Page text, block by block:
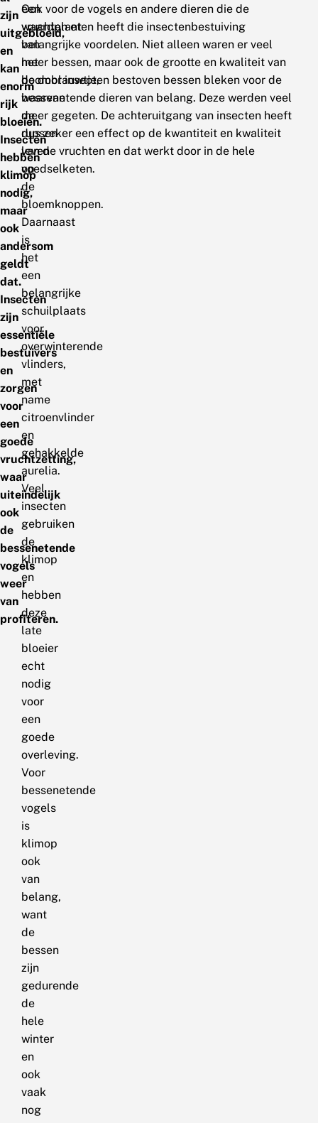
zijn
uitgebloeid,
en
kan
enorm
rijk
bloeien.
Insecten
hebben
klimop
nodig,
maar
ook
andersom
geldt
dat.
Insecten
zijn
essentiële
bestuivers
en
zorgen
voor
een
goede
vruchtzetting,
waar
uiteindelijk
ook
de
bessenetende
vogels
weer
van
profiteren.
een
waardplant
van
het
boomblauwtje,
waarvan
de
rupsen
leven
op
de
bloemknoppen.
Daarnaast
is
het
een
belangrijke
schuilplaats
voor
overwinterende
vlinders,
met
name
citroenvlinder
en
gehakkelde
aurelia.
Veel
insecten
gebruiken
de
klimop
en
hebben
deze
late
bloeier
echt
nodig
voor
een
goede
overleving.
Voor
bessenetende
vogels
is
klimop
ook
van
belang,
want
de
bessen
zijn
gedurende
de
hele
winter
en
ook
vaak
nog
Ook voor de vogels en andere dieren die de
vruchten eten heeft die insectenbestuiving
belangrijke voordelen. Niet alleen waren er veel
meer bessen, maar ook de grootte en kwaliteit van
de door insecten bestoven bessen bleken voor de
bessenetende dieren van belang. Deze werden veel
meer gegeten. De achteruitgang van insecten heeft
dus zeker een effect op de kwantiteit en kwaliteit
van de vruchten en dat werkt door in de hele
voedselketen.